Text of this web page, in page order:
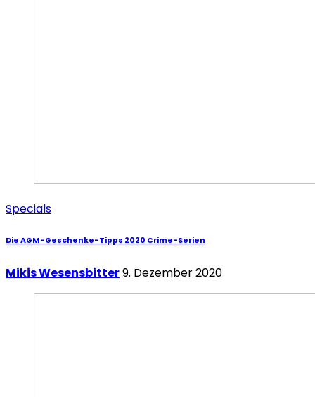
Specials
Die AGM-Geschenke-Tipps 2020 Crime-Serien
Mikis Wesensbitter9. Dezember 2020